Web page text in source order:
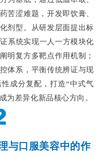
苦涩难题，开发即饮膏、
剂型。从研发层面提出标
系统实现一人一方模块化
明复方多靶点作用机制；
体系，平衡传统辨证与现
成分复配，打造“中式气
为差异化新品核心方向。
与口服美容中的作